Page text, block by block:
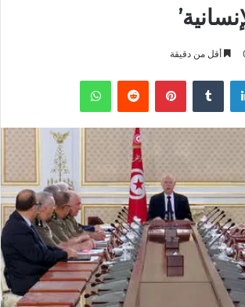
أقل من دقيقة
لينكدإن بينتيريست واتساب